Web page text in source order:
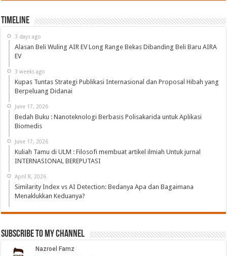
Timeline
3 days ago
Alasan Beli Wuling AIR EV Long Range Bekas Dibanding Beli Baru AIRA
EV
3 weeks ago
Kupas Tuntas Strategi Publikasi Internasional dan Proposal Hibah yang
Berpeluang Didanai
June 17, 2026
Bedah Buku : Nanoteknologi Berbasis Polisakarida untuk Aplikasi
Biomedis
June 17, 2026
Kuliah Tamu di ULM : Filosofi membuat artikel ilmiah Untuk jurnal
INTERNASIONAL BEREPUTASI
April 8, 2026
Similarity Index vs AI Detection: Bedanya Apa dan Bagaimana
Menaklukkan Keduanya?
Subscribe to My Channel